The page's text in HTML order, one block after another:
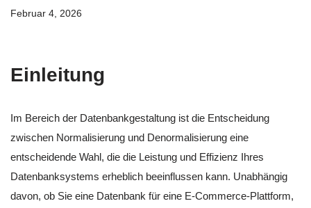
Februar 4, 2026
Einleitung
Im Bereich der Datenbankgestaltung ist die Entscheidung
zwischen Normalisierung und Denormalisierung eine
entscheidende Wahl, die die Leistung und Effizienz Ihres
Datenbanksystems erheblich beeinflussen kann. Unabhängig
davon, ob Sie eine Datenbank für eine E-Commerce-Plattform,